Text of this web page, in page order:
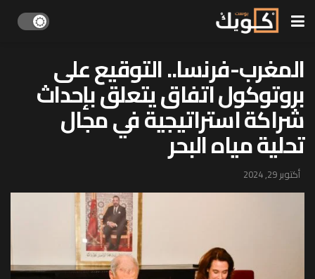
المغرب-فرنسا.. التوقيع على
بروتوكول اتفاق يتعلق بإحداث
شراكة استراتيجية في مجال
تحلية مياه البحر
أكتوبر 29, 2024